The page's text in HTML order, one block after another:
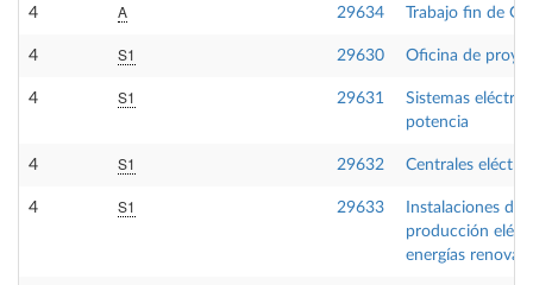
4 A 29634 Trabajo fin de
4 S1 29630 Oficina de
4 S1 29631
Sistemas
potencia
4 S1 29632 Centrales
4 S1 29633
Instalaciones de
producción
energías